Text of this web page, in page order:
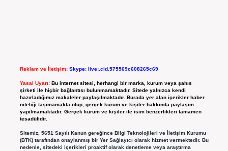
Reklam ve İletişim: Skype: live:.cid.575569c608265c69
Yasal Uyarı: Bu internet sitesi, herhangi bir marka, kurum veya şahıs
şirketi ile hiçbir bağlantısı bulunmamaktadır. Sitede yalnızca kendi
hazırladığımız makaleler paylaşılmaktadır. Burada yer alan içerikler haber
niteliği taşımamakta olup, gerçek kurum ve kişiler hakkında paylaşım
yapılmamaktadır. Gerçek kurum ve kişiler ile isim benzerlikleri tamamen
tesadüfidir.
Sitemiz, 5651 Sayılı Kanun gereğince Bilgi Teknolojileri ve İletişim Kurumu
(BTK) tarafından onaylanmış bir Yer Sağlayıcı olarak hizmet vermektedir. Bu
nedenle, sitedeki içerikleri proaktif olarak denetleme veya araştırma